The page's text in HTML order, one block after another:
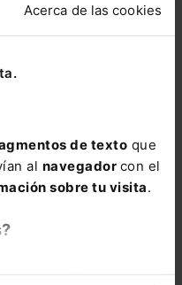
Acerca de las cookies
de texto que
al navegador con el
sobre tu visita.
DESEMPLEO
GENERACION: